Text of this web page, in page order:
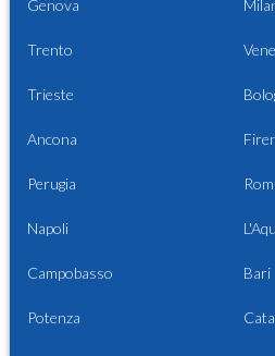
Genova
Trento
Trieste
Ancona
Perugia
Napoli
Campobasso Bari
Potenza